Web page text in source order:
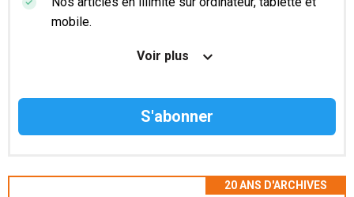
mobile.
Le magazine TelQuel en numérique avant la sortie
Voir plus